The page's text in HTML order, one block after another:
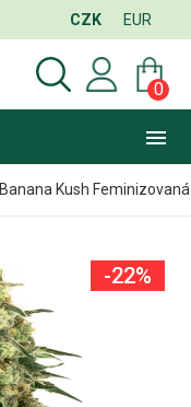
CZK EUR
0
Banana Kush Feminizovaná
-22%